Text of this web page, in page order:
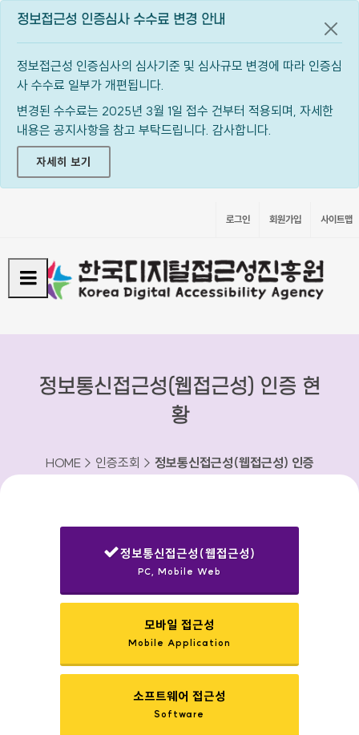
정보접근성 인증심사 수수료 변경 안내
정보접근성 인증심사의 심사기준 및 심사규모 변경에 따라 인증심
사 수수료 일부가 개편됩니다.
변경된 수수료는 2025년 3월 1일 접수 건부터 적용되며, 자세한
내용은 공지사항을 참고 부탁드립니다. 감사합니다.
자세히 보기
공지
로그인 회원가입 사이트맵
정보통신접근성(웹접근성) 인증 현
황
HOME > 인증조회 > 정보통신접근성(웹접근성) 인증
정보통신접근성(웹접근성)
PC, Mobile Web
모바일 접근성
Mobile Application
소프트웨어 접근성
Software